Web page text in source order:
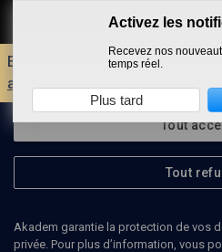
Envie d'encore plus d'AKADEM ?
avantages d'un compte !
Tout
Tout
Akadem garantie la protection de vos
privée. Pour plus d’information, vous
Activez les
Recevez nos
temps réel.
Plus tard